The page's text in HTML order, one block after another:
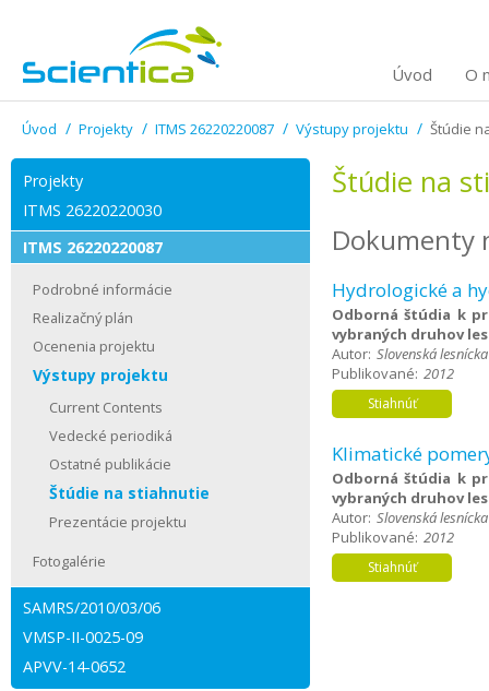
Úvod O
Úvod Projekty ITMS 26220220087 Výstupy projektu Štúdie
Štúdie na
Dokumenty
Hydrologické a
Odborná štúdia k
vybraných druhov
Autor: Slovenská
Publikované: 2012
Klimatické
Odborná štúdia k
vybraných druhov
Autor: Slovenská
Publikované: 2012
Projekty
ITMS 26220220030
ITMS 26220220087
Podrobné informácie
Realizačný plán
Ocenenia projektu
Výstupy projektu
Current Contents
Vedecké periodiká
Ostatné publikácie
Štúdie na stiahnutie
Prezentácie projektu
Fotogalérie
SAMRS/2010/03/06
VMSP-II-0025-09
APVV-14-0652